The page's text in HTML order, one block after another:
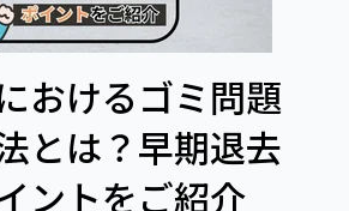
おけるゴミ問題
とは？早期退去
ントをご紹介